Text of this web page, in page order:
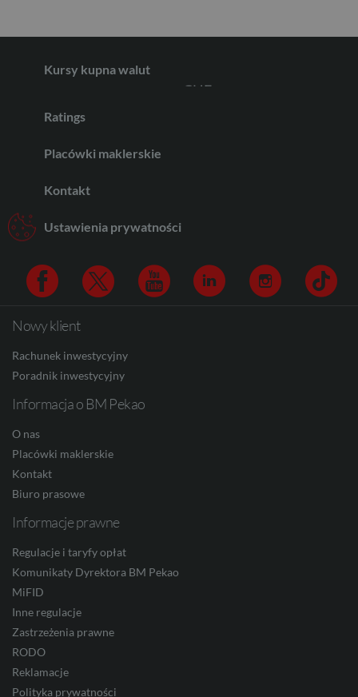
Kursy kupna walut
CAD
Ratings
Placówki maklerskie
Kontakt
Ustawienia prywatności
Facebook
Nowy klient
Rachunek inwestycyjny
Poradnik inwestycyjny
Informacja o BM Pekao
O nas
Placówki maklerskie
Kontakt
Biuro prasowe
Informacje prawne
Regulacje i taryfy opłat
Komunikaty Dyrektora BM Pekao
MiFID
Inne regulacje
Zastrzeżenia prawne
RODO
Reklamacje
Polityka prywatności